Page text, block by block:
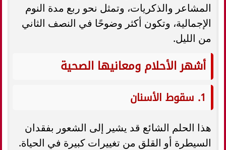
المشاعر والذكريات، وتمثل نحو ربع مدة النوم
الإجمالية، وتكون أكثر وضوحًا في النصف الثاني
من الليل.
أشهر الأحلام ومعانيها الصحية
1. سقوط الأسنان
هذا الحلم الشائع قد يشير إلى الشعور بفقدان
السيطرة أو القلق من تغييرات كبيرة في الحياة.